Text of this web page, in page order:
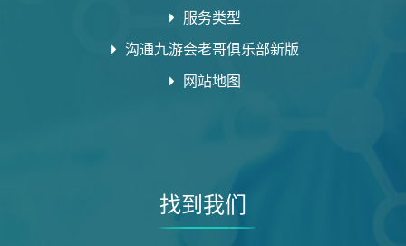
服务类型
沟通九游会老哥俱乐部新版
网站地图
找到我们